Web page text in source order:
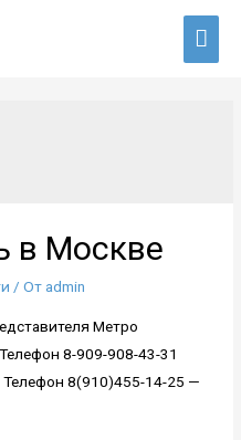
в Москве
/ От admin
Метро
8-909-908-43-31
8(910)455-14-25 —